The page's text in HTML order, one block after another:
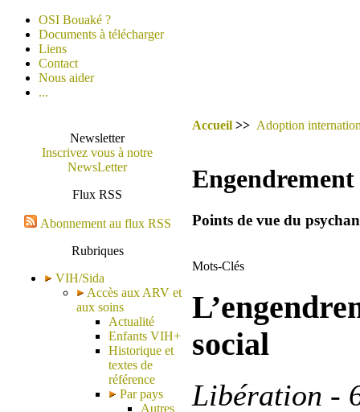
OSI Bouaké ?
Documents à télécharger
Liens
Contact
Nous aider
...
Newsletter
Inscrivez vous à notre
NewsLetter
Flux RSS
Abonnement au flux RSS
Rubriques
VIH/Sida
Accès aux ARV et
aux soins
Actualité
Enfants VIH+
Historique et
textes de
référence
Par pays
Autres
Accueil >> Adoption
Points de vue du
Mots-Clés
social
Libération -